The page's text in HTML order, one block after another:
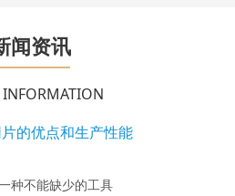
闻资讯
INFORMATION
种不能缺少的工具